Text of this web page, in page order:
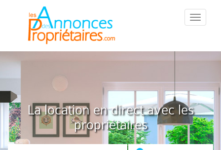
::Menu::
La location en direct avec les
propriétaires